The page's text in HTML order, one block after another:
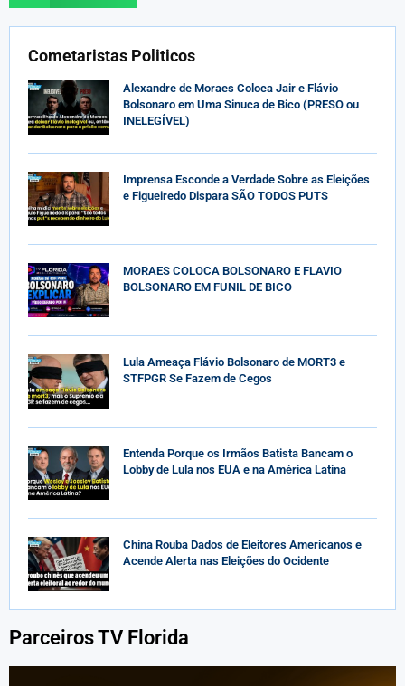
Cometaristas Politicos
Alexandre de Moraes Coloca Jair e Flávio
Bolsonaro em Uma Sinuca de Bico (PRESO ou
INELEGÍVEL)
Imprensa Esconde a Verdade Sobre as Eleições
e Figueiredo Dispara SÃO TODOS PUTS
MORAES COLOCA BOLSONARO E FLAVIO
BOLSONARO EM FUNIL DE BICO
Lula Ameaça Flávio Bolsonaro de MORT3 e
STFPGR Se Fazem de Cegos
Entenda Porque os Irmãos Batista Bancam o
Lobby de Lula nos EUA e na América Latina
China Rouba Dados de Eleitores Americanos e
Acende Alerta nas Eleições do Ocidente
Parceiros TV Florida